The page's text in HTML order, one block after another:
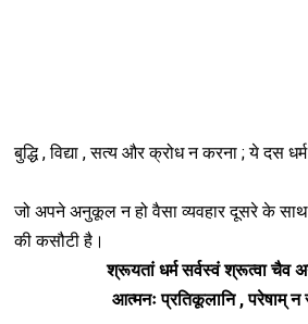
बुद्धि , विद्या , सत्य और क्रोध न करना ; ये दस
जो अपने अनुकूल न हो वैसा व्यवहार दूसरे के साथ
की कसौटी है।
श्रूयतां धर्म सर्वस्वं श्रूत्वा चैव
आत्मनः प्रतिकूलानि , परेषाम्